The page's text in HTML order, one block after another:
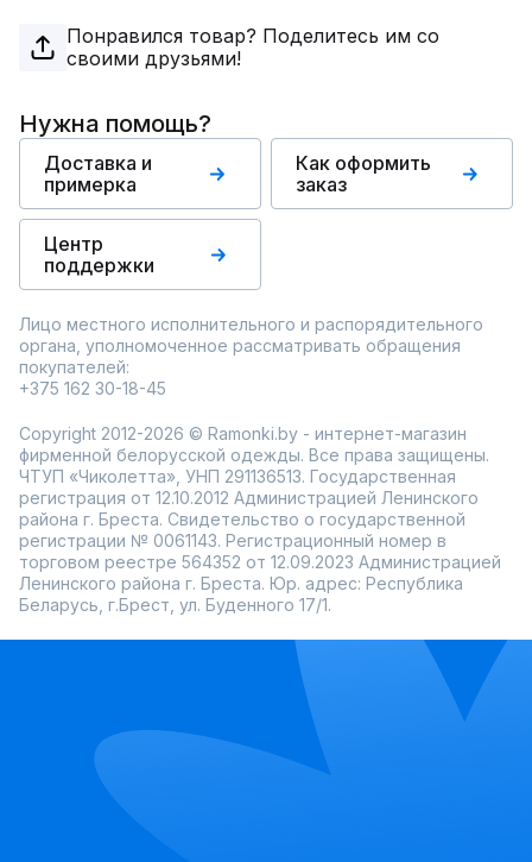
Понравился товар? Поделитесь им со
своими друзьями!
Нужна помощь?
Доставка и
примерка
Как оформить
заказ
Центр
поддержки
Лицо местного исполнительного и распорядительного
органа, уполномоченное рассматривать обращения
покупателей:
+375 162 30-18-45
Copyright 2012-2026 © Ramonki.by - интернет-магазин
фирменной белорусской одежды. Все права защищены.
ЧТУП «Чиколетта», УНП 291136513. Государственная
регистрация от 12.10.2012 Администрацией Ленинского
района г. Бреста. Свидетельство о государственной
регистрации № 0061143. Регистрационный номер в
торговом реестре 564352 от 12.09.2023 Администрацией
Ленинского района г. Бреста. Юр. адрес: Республика
Беларусь, г.Брест, ул. Буденного 17/1.